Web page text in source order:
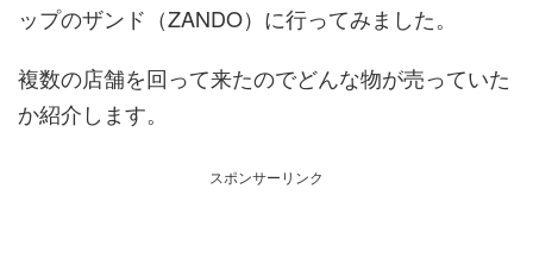
ップのザンド（ZANDO）に行ってみました。
複数の店舗を回って来たのでどんな物が売っていた
か紹介します。
スポンサーリンク